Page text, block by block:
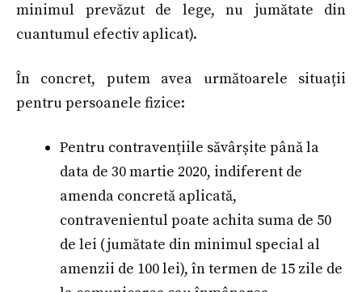
minimul prevăzut de lege, nu jumătate din
cuantumul efectiv aplicat).
În concret, putem avea următoarele situații
pentru persoanele fizice:
Pentru contravențiile săvârșite până la
data de 30 martie 2020, indiferent de
amenda concretă aplicată,
contravenientul poate achita suma de 50
de lei (jumătate din minimul special al
amenzii de 100 lei), în termen de 15 zile de